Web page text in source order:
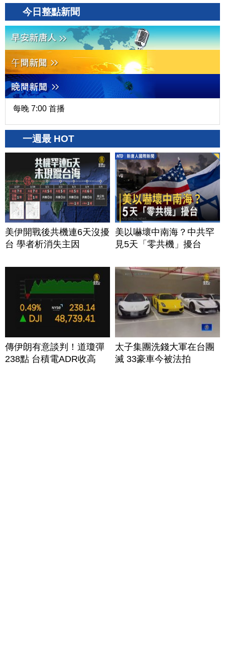
今日整點新聞
每晚 7:00 首播
一週最 HOT
美伊開戰後共機連6天沒擾
台 學者析消失主因
美以嚇壞中南海？中共罕
見5天「零共機」擾台
傳伊朗有意談判！道瓊彈
238點 台積電ADR收高
太子集團洗錢大軍在台團
滅 33豪車今被法拍